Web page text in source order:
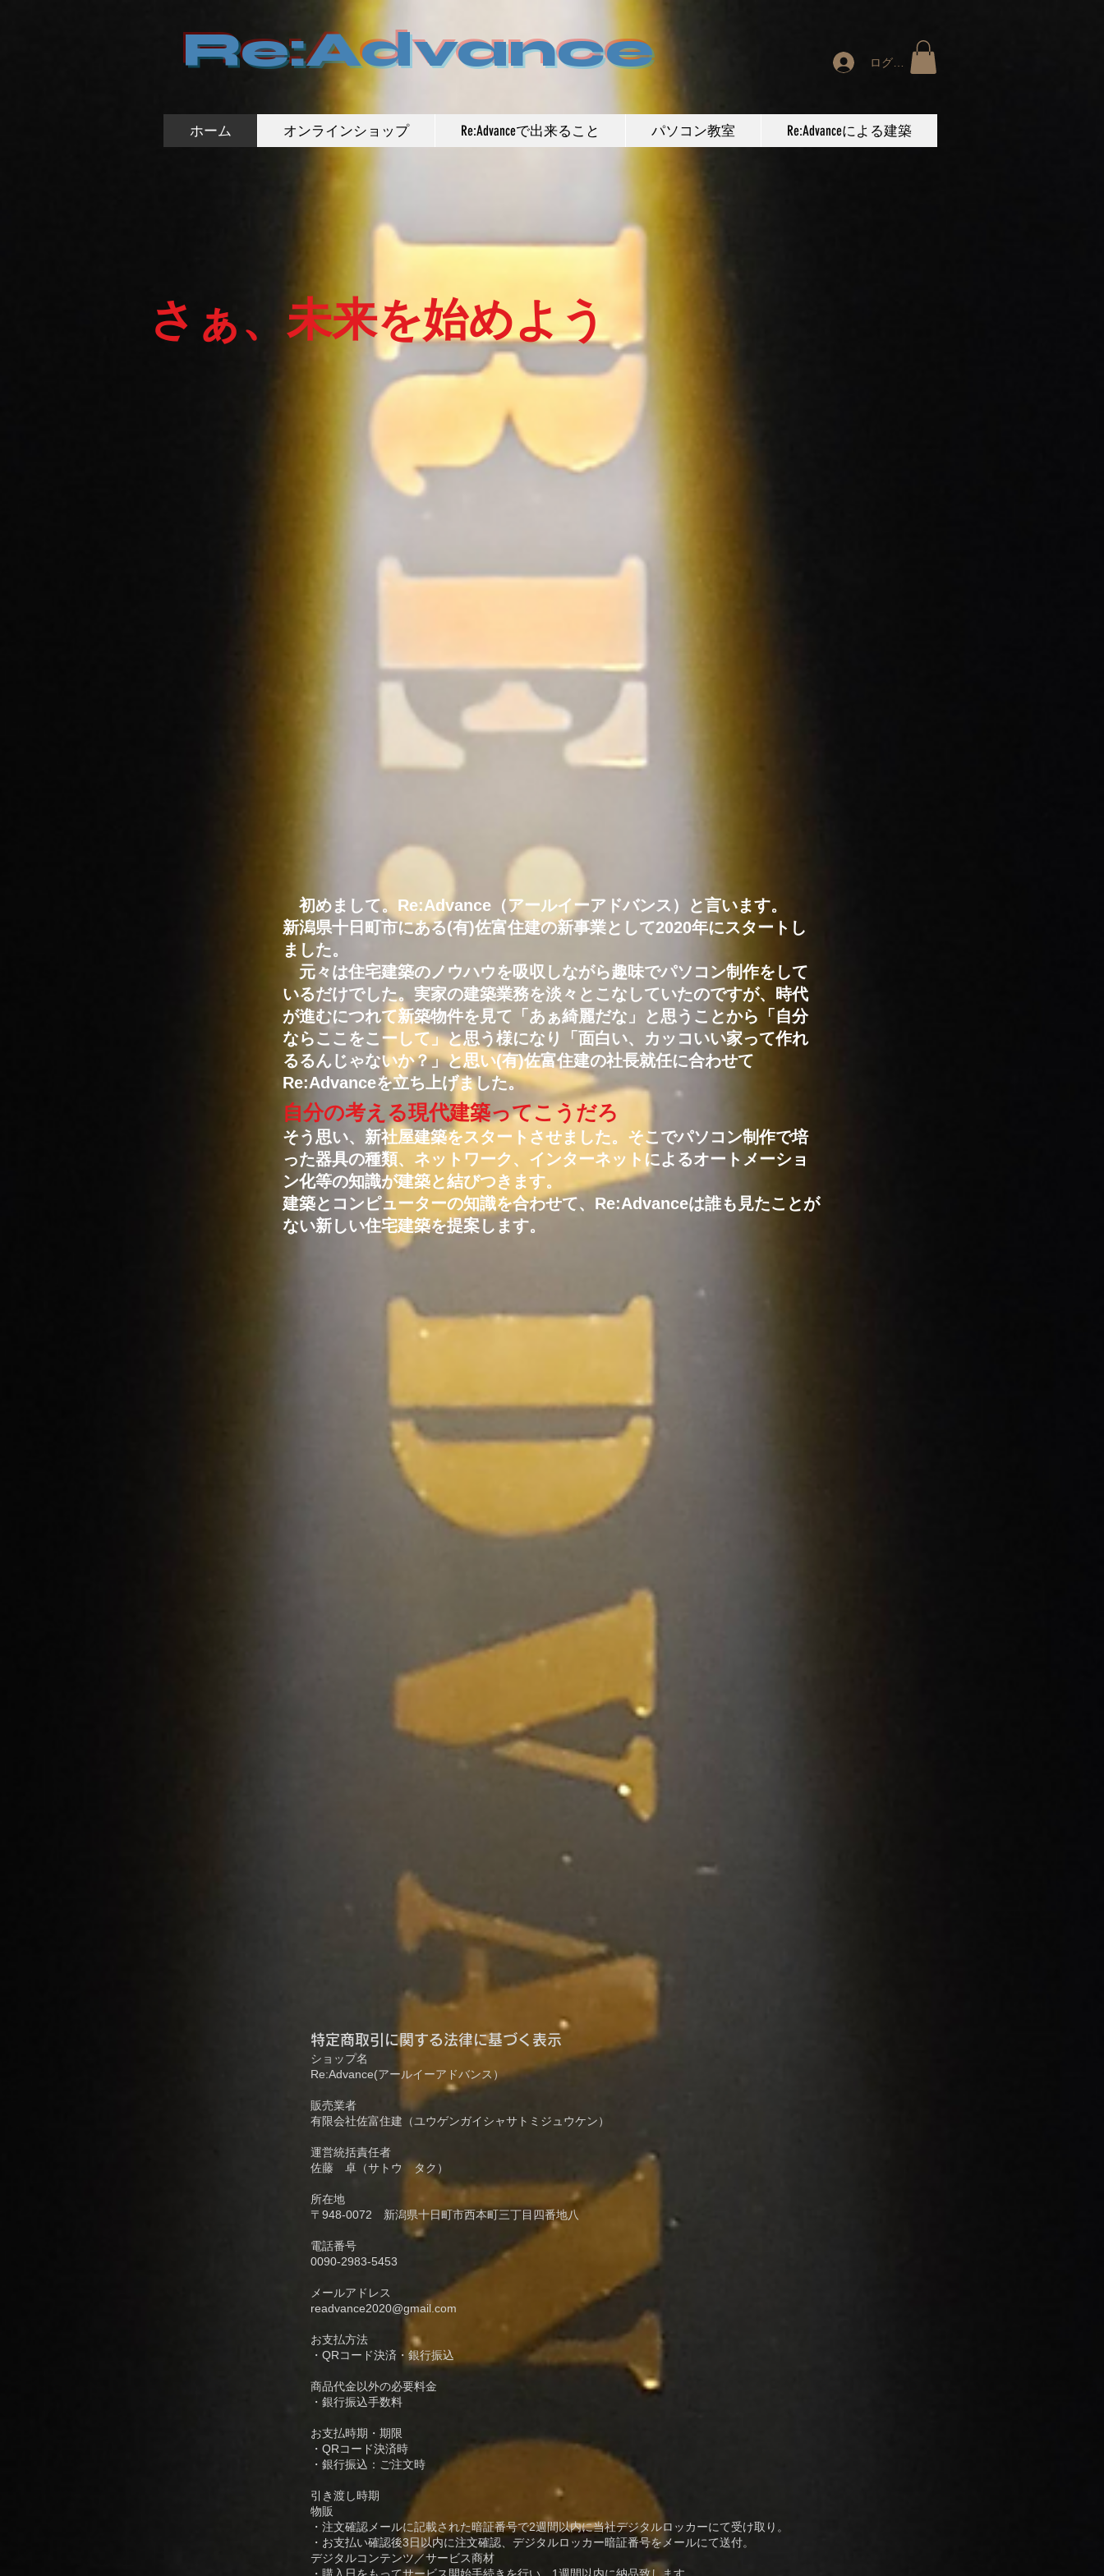
Re:Advance ログイン
ホーム オンラインショップ Re:Advanceで出来ること パソコン教室 Re:Advanceによる建築
さぁ、未来を始めよう
初めまして。Re:Advance（アールイーアドバンス）と言います。
新潟県十日町市にある(有)佐富住建の新事業として2020年にスタートし
ました。
元々は住宅建築のノウハウを吸収しながら趣味でパソコン制作をして
いるだけでした。実家の建築業務を淡々とこなしていたのですが、時代
が進むにつれて新築物件を見て「あぁ綺麗だな」と思うことから「自分
ならここをこーして」と思う様になり
「面白い、カッコいい家って作れ
るるんじゃないか？」と思い(有)佐富住建の社長就任に合わせて
Re:Advanceを立ち上げました。
自分の考える現代建築ってこうだろ
そう思い、新社屋建築をスタートさせました。そこでパソコン制作で培
った器具の種類、ネットワーク、インターネットによるオートメーショ
ン化等の知識が建築と結びつきます。
建築とコンピューターの知識を合わせて、Re:Advanceは誰も見たことが
ない新しい住宅建築を提案します。​
特定商取引に関する法律に基づく表示
ショップ名
Re:Advance(アールイーアドバンス）
販売業者
有限会社佐富住建（ユウゲンガイシャサトミジュウケン）
運営統括責任者
佐藤 卓（サトウ タク）
所在地
〒948-0072 新潟県十日町市西本町三丁目四番地八
電話番号
0090-2983-5453
メールアドレス
readvance2020@gmail.com
お支払方法
・QRコード決済・銀行振込
商品代金以外の必要料金
・銀行振込手数料
お支払時期・期限
・QRコード決済時
・銀行振込：ご注文時
引き渡し時期
物販
・注文確認メールに記載された暗証番号で2週間以内に当社デジタルロッカーにて受け取り。
・お支払い確認後3日以内に注文確認、デジタルロッカー暗証番号をメールにて送付。
デジタルコンテンツ／サービス商材
・購入日をもってサービス開始手続きを行い、1週間以内に納品致します。